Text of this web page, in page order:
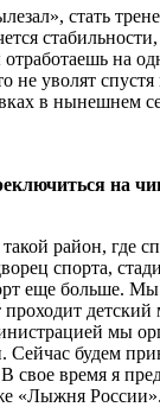
стать
на
не уволят
в нынешнем
на
район, где
спорта,
еще больше.
мы
Сейчас будем
время я
России».